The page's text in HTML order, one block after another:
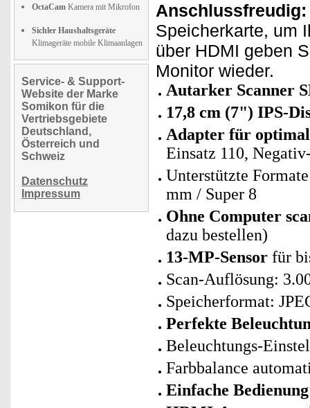
OctaCam Kamera mit Mikrofon
Sichler Haushaltsgeräte
Klimageräte mobile Klimaanlagen
Service- & Support-
Website der Marke
Somikon für die
Vertriebsgebiete
Deutschland,
Österreich und
Schweiz
Datenschutz
Impressum
Anschlussfreudig:
Speicherkarte, um
über HDMI geben
Monitor wieder.
Autarker Scanner
17,8 cm (7") IPS-
Adapter für
Einsatz 110,
Unterstützte
mm / Super 8
Ohne Computer
dazu bestellen)
13-MP-Sensor für
Scan-Auflösung:
Speicherformat:
Perfekte
Beleuchtungs-
Farbbalance
Einfache